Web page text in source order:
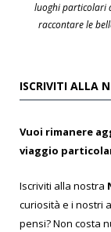
luoghi particolari
raccontare le
ISCRIVITI ALLA
Vuoi rimanere
viaggio
Iscriviti alla nostra
curiosità e i nostri
pensi? Non costa